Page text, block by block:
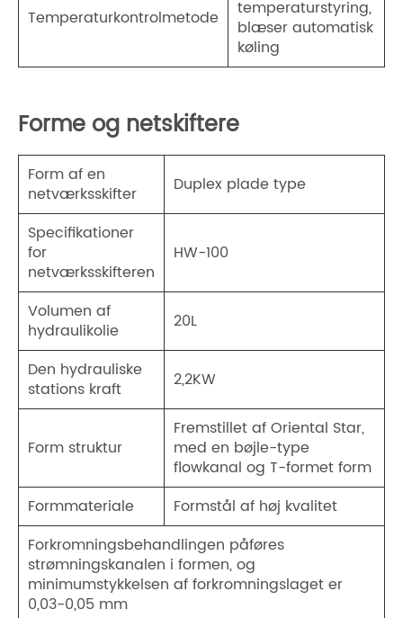
Temperaturkontrolmetode
temperaturstyring,
blæser automatisk
køling
Forme og netskiftere
Form af en
netværksskifter
Duplex plade type
Specifikationer
for
netværksskifteren
HW-100
Volumen af ​​
hydraulikolie
20L
Den hydrauliske
stations kraft
2,2KW
Form struktur
Fremstillet af Oriental Star,
med en bøjle-type
flowkanal og T-formet form
Formmateriale
Formstål af høj kvalitet
Forkromningsbehandlingen påføres
strømningskanalen i formen, og
minimumstykkelsen af ​​forkromningslaget er
0,03-0,05 mm